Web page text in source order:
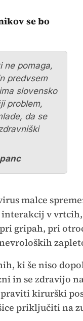
se bo
ne pomaga,
predvsem
slovensko
problem,
da se
malce
v
gripah, pri
ki še niso
in se zdravijo
kirurški
priključiti na